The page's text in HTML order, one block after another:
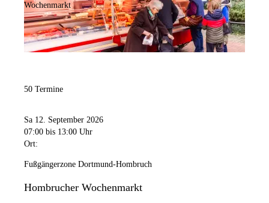
Wochenmarkt
50 Termine
Sa 12. September 2026
07:00 bis 13:00 Uhr
Ort:
Fußgängerzone Dortmund-Hombruch
Hombrucher Wochenmarkt